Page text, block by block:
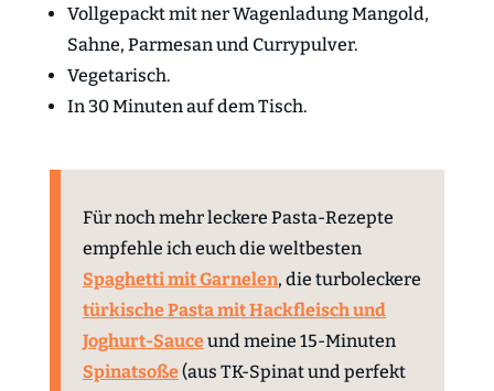
Vollgepackt mit ner Wagenladung Mangold,
Sahne, Parmesan und Currypulver.
Vegetarisch.
In 30 Minuten auf dem Tisch.
Für noch mehr leckere Pasta-Rezepte
empfehle ich euch die weltbesten
Spaghetti mit Garnelen, die turboleckere
türkische Pasta mit Hackfleisch und
Joghurt-Sauceund meine 15-Minuten
Spinatsoße(aus TK-Spinat und perfekt